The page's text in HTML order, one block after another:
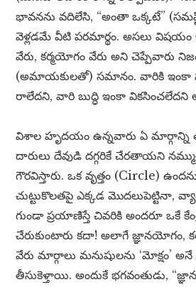
భావనను వదిలేసి, “అంతా ఒక్కటే”
వెళ్లడమే వీటి పరమార్థం. అసలు
వేరు, కర్మయోగం వేరు అని చెప్పేవారు
(అమాయకులతో) సమానం. వారికి ఇంకా
రాలేదని, వారి బుద్ధి ఇంకా వికసించలేదని
విశాల హృదయం ఉన్నవారు ఏ మార్గాన్ని
దారులు దేవుడి దగ్గరికే చేరతాయని
గౌరవిస్తారు. ఒక వృత్తం (Circle)
చుట్టుకొలతపై ఎక్కడ మొదలుపెట్టినా,
గుండా ప్రయాణిస్తే చివరికి అందరూ ఒకే
చేరుకుంటారు కదా! అలాగే జ్ఞానయోగం,
వేరు మార్గాలు మనుషులను ‘మోక్షం’
తీసుకెళ్తాయి. అందుకే భగవంతుడు,